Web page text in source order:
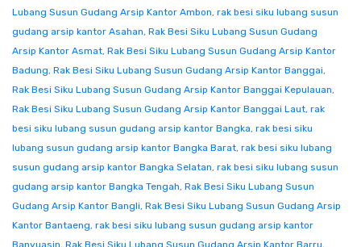
Lubang Susun Gudang Arsip Kantor Ambon, rak besi siku lubang susun
gudang arsip kantor Asahan, Rak Besi Siku Lubang Susun Gudang
Arsip Kantor Asmat, Rak Besi Siku Lubang Susun Gudang Arsip Kantor
Badung, Rak Besi Siku Lubang Susun Gudang Arsip Kantor Banggai,
Rak Besi Siku Lubang Susun Gudang Arsip Kantor Banggai Kepulauan,
Rak Besi Siku Lubang Susun Gudang Arsip Kantor Banggai Laut, rak
besi siku lubang susun gudang arsip kantor Bangka, rak besi siku
lubang susun gudang arsip kantor Bangka Barat, rak besi siku lubang
susun gudang arsip kantor Bangka Selatan, rak besi siku lubang susun
gudang arsip kantor Bangka Tengah, Rak Besi Siku Lubang Susun
Gudang Arsip Kantor Bangli, Rak Besi Siku Lubang Susun Gudang Arsip
Kantor Bantaeng, rak besi siku lubang susun gudang arsip kantor
Banyuasin, Rak Besi Siku Lubang Susun Gudang Arsip Kantor Barru,